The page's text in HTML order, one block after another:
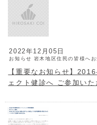
2022年12月05日
お知らせ 岩木地区住民の皆様へ
【重要なお知らせ】
ェクト健診へ ご参加い